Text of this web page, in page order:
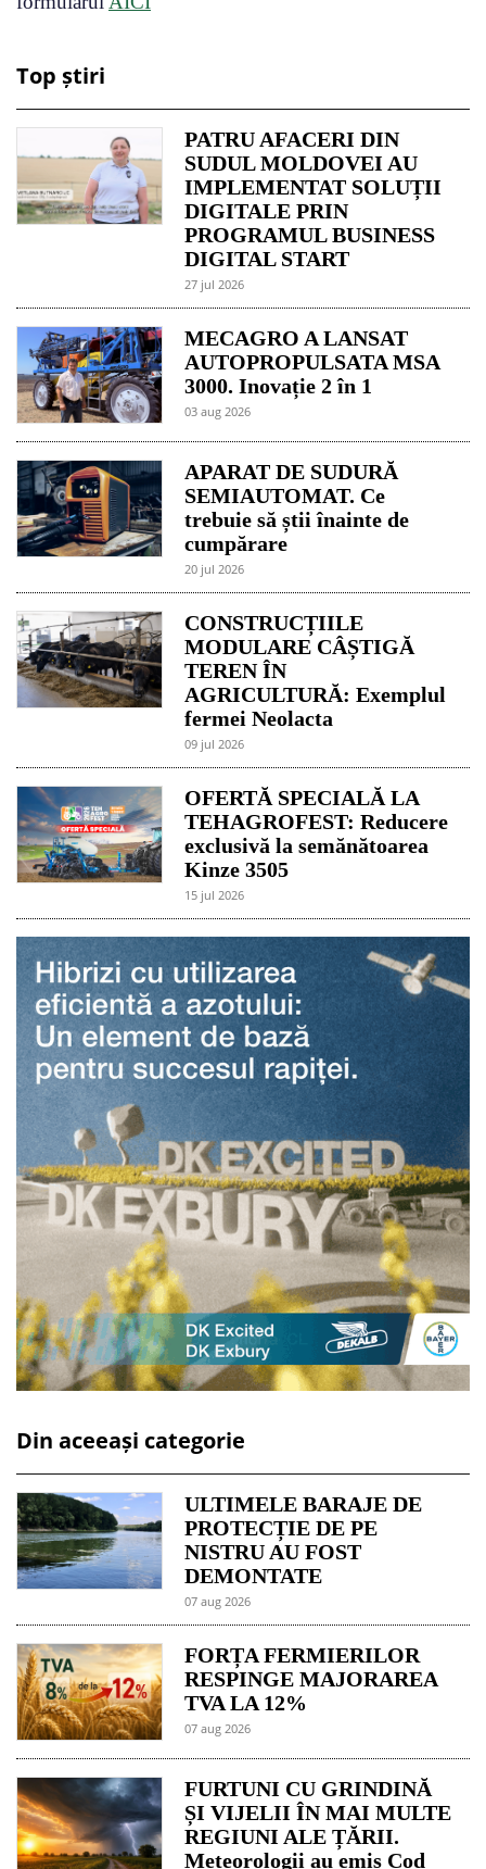
Top știri
PATRU AFACERI DIN
SUDUL MOLDOVEI AU
IMPLEMENTAT SOLUȚII
DIGITALE PRIN
PROGRAMUL BUSINESS
DIGITAL START
27 jul 2026
MECAGRO A LANSAT
AUTOPROPULSATA MSA
3000. Inovație 2 în 1
03 aug 2026
APARAT DE SUDURĂ
SEMIAUTOMAT. Ce
trebuie să știi înainte de
cumpărare
20 jul 2026
CONSTRUCȚIILE
MODULARE CÂȘTIGĂ
TEREN ÎN
AGRICULTURĂ: Exemplul
fermei Neolacta
09 jul 2026
OFERTĂ SPECIALĂ LA
TEHAGROFEST: Reducere
exclusivă la semănătoarea
Kinze 3505
15 jul 2026
Din aceeași categorie
ULTIMELE BARAJE DE
PROTECȚIE DE PE
NISTRU AU FOST
DEMONTATE
07 aug 2026
FORȚA FERMIERILOR
RESPINGE MAJORAREA
TVA LA 12%
07 aug 2026
FURTUNI CU GRINDINĂ
ȘI VIJELII ÎN MAI MULTE
REGIUNI ALE ȚĂRII.
Meteorologii au emis Cod